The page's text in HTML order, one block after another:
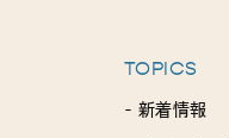
TOPICS
- 新着情報